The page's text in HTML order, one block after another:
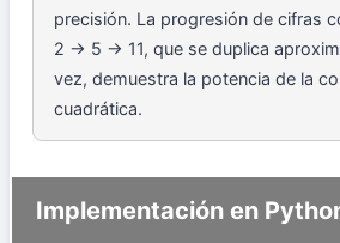
precisión. La progresión de cifras
2 → 5 → 11, que se duplica
vez, demuestra la potencia de la
cuadrática.
Implementación en